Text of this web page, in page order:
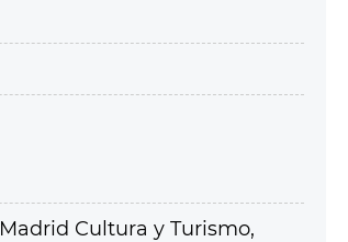
Madrid Cultura y Turismo,